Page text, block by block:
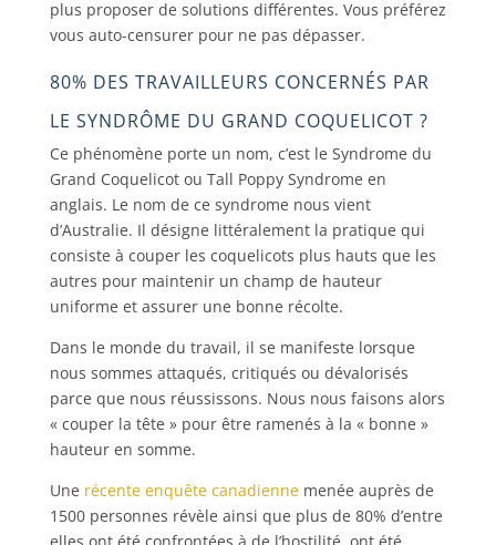
plus proposer de solutions différentes. Vous préférez
vous auto-censurer pour ne pas dépasser.
80% DES TRAVAILLEURS CONCERNÉS PAR
LE SYNDRÔME DU GRAND COQUELICOT ?
Ce phénomène porte un nom, c’est le Syndrome du
Grand Coquelicot ou Tall Poppy Syndrome en
anglais. Le nom de ce syndrome nous vient
d’Australie. Il désigne littéralement la pratique qui
consiste à couper les coquelicots plus hauts que les
autres pour maintenir un champ de hauteur
uniforme et assurer une bonne récolte.
Dans le monde du travail, il se manifeste lorsque
nous sommes attaqués, critiqués ou dévalorisés
parce que nous réussissons. Nous nous faisons alors
« couper la tête » pour être ramenés à la « bonne »
hauteur en somme.
Une récente enquête canadiennemenée auprès de
1500 personnes révèle ainsi que plus de 80% d’entre